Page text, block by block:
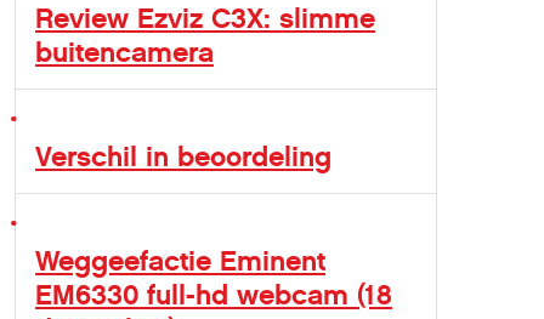
Review Ezviz C3X: slimme
buitencamera
Verschil in beoordeling
Weggeefactie Eminent
EM6330 full-hd webcam (18